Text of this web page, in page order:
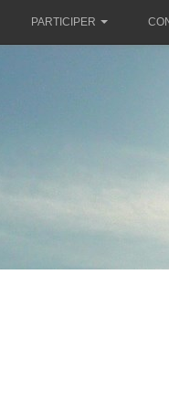
PARTICIPER